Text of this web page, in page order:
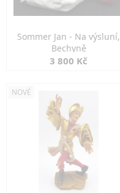
Sommer Jan - Na výsluní,
Bechyně
3 800 Kč
NOVÉ